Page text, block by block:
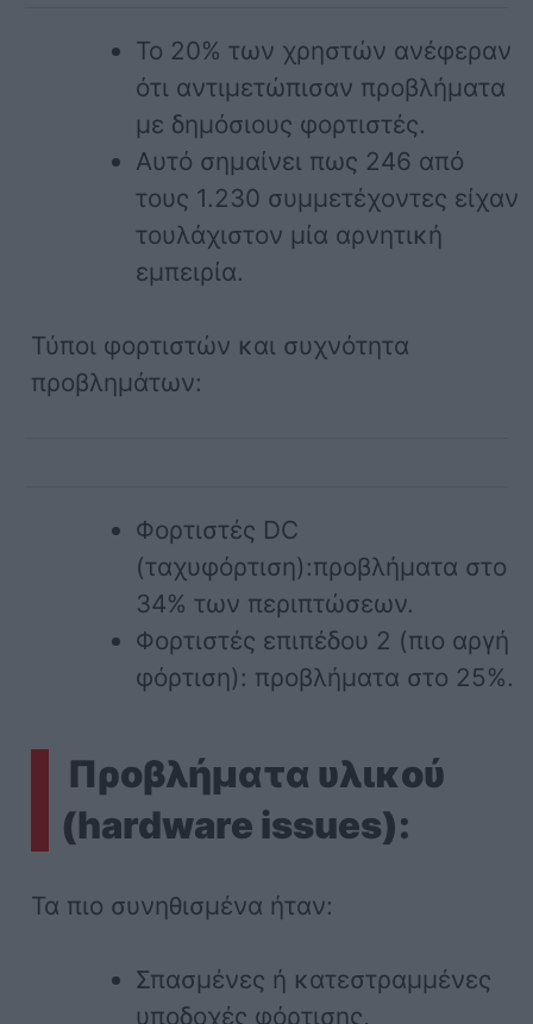
Το 20% των χρηστών ανέφεραν
ότι αντιμετώπισαν προβλήματα
με δημόσιους φορτιστές.
Αυτό σημαίνει πως 246 από
τους 1.230 συμμετέχοντες είχαν
τουλάχιστον μία αρνητική
εμπειρία.
Τύποι φορτιστών και συχνότητα
προβλημάτων:
Φορτιστές DC
(ταχυφόρτιση):προβλήματα στο
34% των περιπτώσεων.
Φορτιστές επιπέδου 2 (πιο αργή
φόρτιση): προβλήματα στο 25%.
Προβλήματα υλικού
(hardware issues):
Τα πιο συνηθισμένα ήταν:
Σπασμένες ή κατεστραμμένες
υποδοχές φόρτισης,